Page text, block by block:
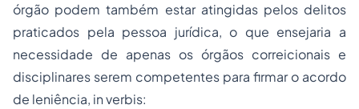
órgão podem também estar atingidas pelos delitos
praticados pela pessoa jurídica, o que ensejaria a
necessidade de apenas os órgãos correicionais e
disciplinares serem competentes para firmar o acordo
de leniência, in verbis: